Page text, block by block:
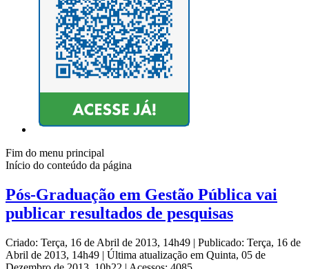
Fim do menu principal
Início do conteúdo da página
Pós-Graduação em Gestão Pública vai
publicar resultados de pesquisas
Criado: Terça, 16 de Abril de 2013, 14h49 | Publicado: Terça, 16 de
Abril de 2013, 14h49 | Última atualização em Quinta, 05 de